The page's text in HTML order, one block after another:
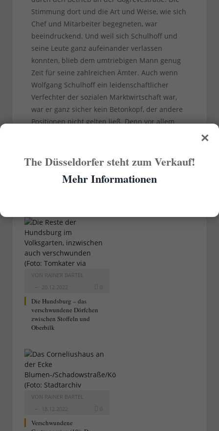
Stimmung dort und die Art und Weise, wie sich
Chef und Mitarbeiter begegneten, war
beeindruckend. Und weil sich Schulhoff und
seine Leute ganz aufeinander verlassen
konnten, blieb dem umtriebigen Mann genug
Zeit für seine zahlreichen Ämter. Auch wenn
Wolfgang Schulhoff ein leidenschaftlicher
Verfechter der sozialen Marktwirtschaft war,
war er ganz sicher kein Betonkopf, der andere
Positionen nicht gelten ließ. Denn vor allem
VON RAINER BARTEL
20.12.2022
0
Die Hundsburg – das
verschwundene Dörfchen
zwischen Stoffeln und
Oberbilk
VON RAINER BARTEL
18.12.2022
0
Verschwundene
×
The Düsseldorfer steht zum Verkauf!
Mehr Informationen